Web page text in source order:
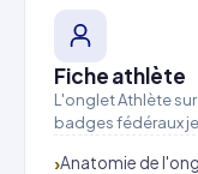
Fiche athlète
L'onglet Athlète
badges fédéraux
Anatomie de